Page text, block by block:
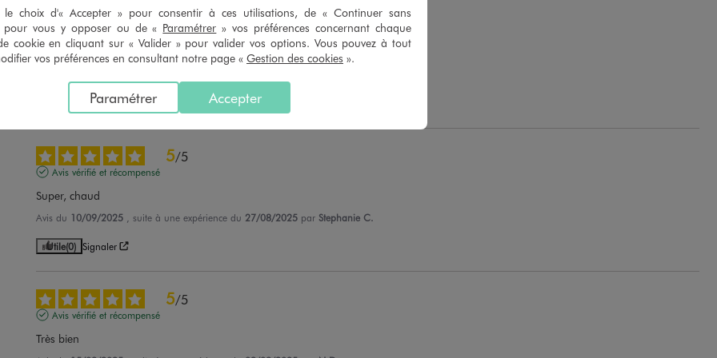
5/5
Avis vérifié et récompensé
Parfait, très bien porté
Signaler
5/5
Avis vérifié et récompensé
Super, chaud
Avis du 10/09/2025 , suite à une expérience du 27/08/2025 par Stephanie C.
Utile(0) Signaler
5/5
Avis vérifié et récompensé
Très bien
le choix d'« Accepter » pour consentir à ces utilisations, de « Continuer sans
pour vous y opposer ou de « Paramétrer » vos préférences concernant chaque
cookie en cliquant sur « Valider » pour valider vos options. Vous pouvez à tout
vos préférences en consultant notre page « Gestion des cookies ».
Accepter
Paramétrer